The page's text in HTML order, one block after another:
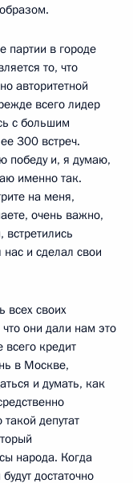
партии в городе
то, что
авторитетной
всего лидер
с большим
300 встреч.
победу и, я думаю,
именно так.
на меня,
очень важно,
и сделал свои
всех своих
они дали нам это
кредит
в Москве,
и думать, как
депутат
народа. Когда
достаточно